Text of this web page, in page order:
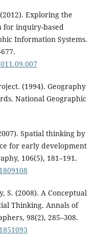
Exploring the
for inquiry-based
Information Systems.
(1994). Geography
National Geographic
Spatial thinking by
for early development
106(5), 181–191.
S. (2008). A Conceptual
Thinking. Annals of
98(2), 285–308.